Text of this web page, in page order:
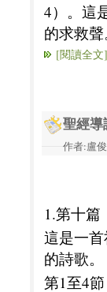
4）。這
的求救
[閱讀全文]
聖經導
作者:盧
1.第十篇
這是一
的詩歌。
第1至4